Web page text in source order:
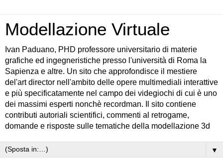
Modellazione Virtuale
Ivan Paduano, PHD professore universitario di materie
grafiche ed ingegneristiche presso l'università di Roma la
Sapienza e altre. Un sito che approfondisce il mestiere
del'art director nell'ambito delle opere multimediali interattive
e più specificatamente nel campo dei videgiochi di cui è uno
dei massimi esperti nonchè recordman. Il sito contiene
contributi autoriali scientifici, commenti al retrogame,
domande e risposte sulle tematiche della modellazione 3d
▼